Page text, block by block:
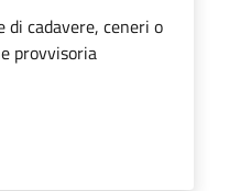
di cadavere, ceneri o
provvisoria